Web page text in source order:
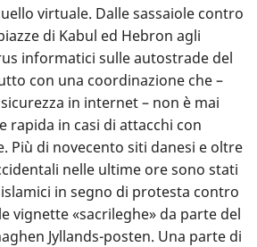
virtuale. Dalle sassaiole contro
di Kabul ed Hebron agli
informatici sulle autostrade del
con una coordinazione che –
in internet – non è mai
rapida in casi di attacchi con
Più di novecento siti danesi e oltre
nelle ultime ore sono stati
in segno di protesta contro
vignette «sacrileghe» da parte del
Jyllands-posten. Una parte di